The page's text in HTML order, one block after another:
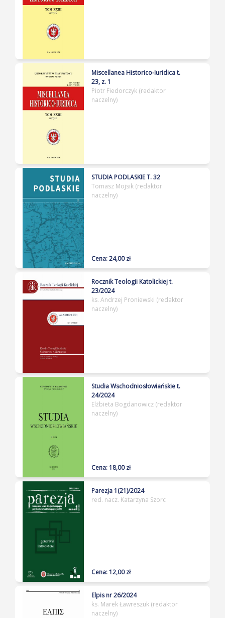
Miscellanea Historico-Iuridica t.
23, z. 1
Piotr Fiedorczyk (redaktor
naczelny)
STUDIA PODLASKIE T. 32
Tomasz Mojsik (redaktor
naczelny)
Cena: 24,00 zł
Rocznik Teologii Katolickiej t.
23/2024
ks. Andrzej Proniewski (redaktor
naczelny)
Studia Wschodniosłowiańskie t.
24/2024
Elżbieta Bogdanowicz (redaktor
naczelny)
Cena: 18,00 zł
Parezja 1(21)/2024
red. nacz. Katarzyna Szorc
Cena: 12,00 zł
Elpis nr 26/2024
ks. Marek Ławreszuk (redaktor
naczelny)